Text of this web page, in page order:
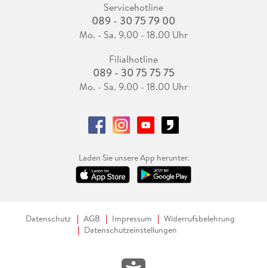
Servicehotline
089 - 30 75 79 00
Mo. - Sa. 9.00 - 18.00 Uhr
Filialhotline
089 - 30 75 75 75
Mo. - Sa. 9.00 - 18.00 Uhr
Laden Sie unsere App herunter.
Datenschutz AGB Impressum
Widerrufsbelehrung
Datenschutzeinstellungen